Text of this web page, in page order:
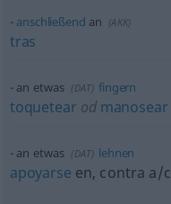
anschließend an (AKK)
tras
an etwas (DAT) fingern
toquetear odmanosear
an etwas (DAT) lehnen
apoyarse en, contra a/c